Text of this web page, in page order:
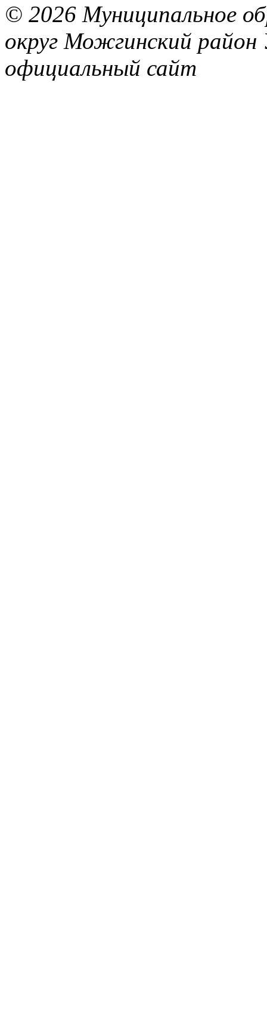
© 2026 Муниципальное
округ Можгинский район
официальный сайт